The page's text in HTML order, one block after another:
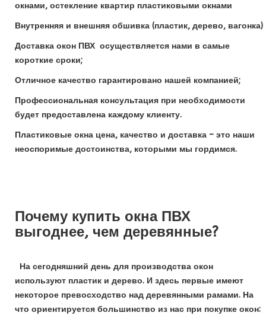
окнами, остекление квартир пластиковыми окнами
Внутренняя и внешняя обшивка (пластик, дерево, вагонка)
Доставка окон ПВХ осуществляется нами в самые
короткие сроки;
Отличное качество гарантировано нашей компанией;
Профессиональная консультация при необходимости
будет предоставлена каждому клиенту.
Пластиковые окна цена, качество и доставка – это наши
неоспоримые достоинства, которыми мы гордимся.
Почему купить окна ПВХ
выгоднее, чем деревянные?
На сегодняшний день для производства окон
используют пластик и дерево. И здесь первые имеют
некоторое превосходство над деревянными рамами. На
что ориентируется большинство из нас при покупке окон: